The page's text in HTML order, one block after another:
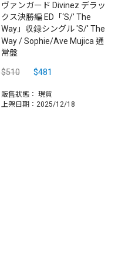
ヴァンガード Divinez デラッ
クス決勝編 ED「‘S/’ The
Way」収録シングル 'S/' The
Way / Sophie/Ave Mujica 通
常盤
$510 $481
販售狀態： 現貨
上架日期：2025/12/18